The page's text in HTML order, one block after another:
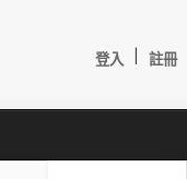
登入 註冊